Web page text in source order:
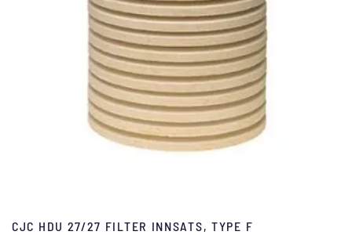
CJC HDU 27/27 FILTER INNSATS, TYPE F